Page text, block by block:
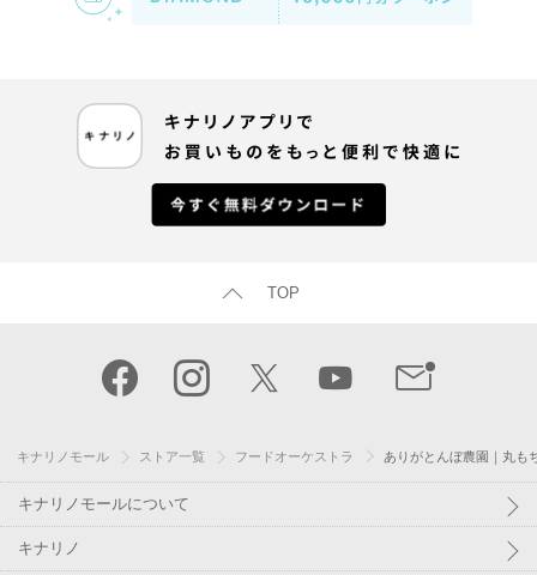
TOP
キナリノモール ストア一覧 フードオーケストラ ありがとんぼ農園｜丸
キナリノモールについて
キナリノ